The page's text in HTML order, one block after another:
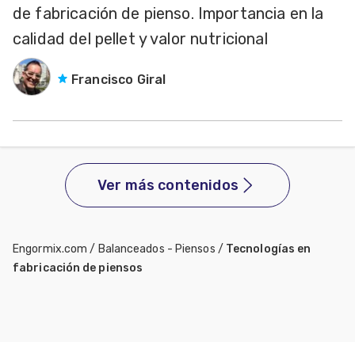
de fabricación de pienso. Importancia en la
calidad del pellet y valor nutricional
Francisco Giral
Ver más contenidos
Engormix.com / Balanceados - Piensos / Tecnologías en
fabricación de piensos